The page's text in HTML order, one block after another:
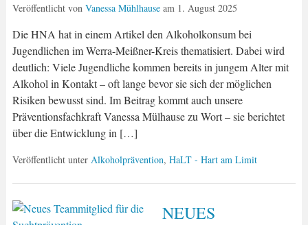
Veröffentlicht von Vanessa Mühlhauseam 1. August 2025
Die HNA hat in einem Artikel den Alkoholkonsum bei
Jugendlichen im Werra-Meißner-Kreis thematisiert. Dabei wird
deutlich: Viele Jugendliche kommen bereits in jungem Alter mit
Alkohol in Kontakt – oft lange bevor sie sich der möglichen
Risiken bewusst sind. Im Beitrag kommt auch unsere
Präventionsfachkraft Vanessa Mülhause zu Wort – sie berichtet
über die Entwicklung in […]
Veröffentlicht unter Alkoholprävention, HaLT - Hart am Limit
NEUES